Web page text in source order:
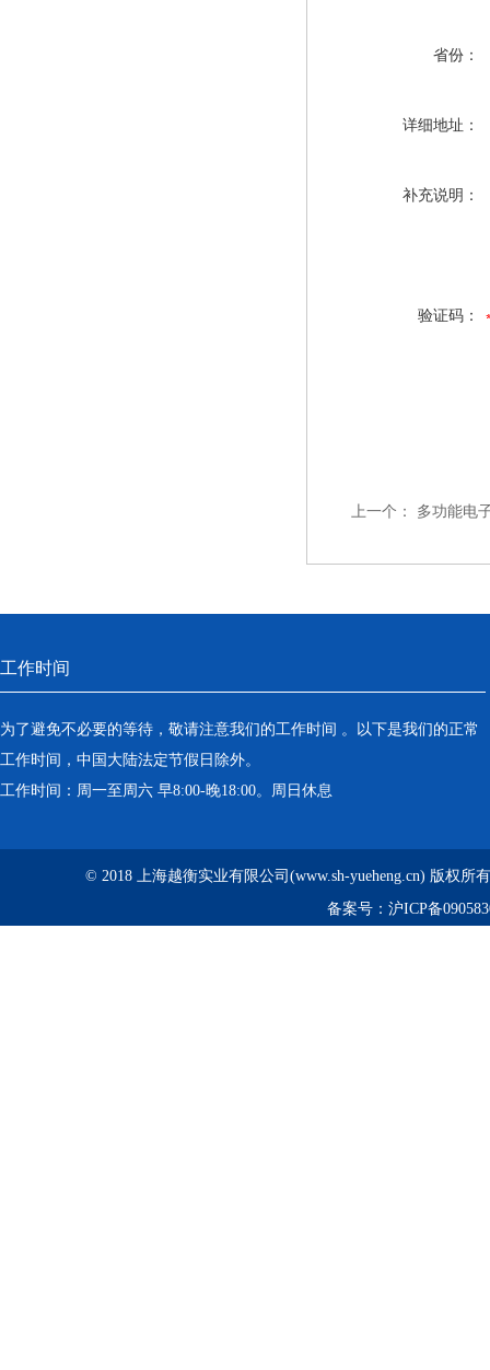
省份：
详细地址：
补充说明：
验证码：
上一个： 多功能电
工作时间
为了避免不必要的等待，敬请注意我们的工作时间 。以下是我们的正常
工作时间，中国大陆法定节假日除外。
工作时间：周一至周六 早8:00-晚18:00。周日休息
© 2018 上海越衡实业有限公司(www.sh-yueheng.cn) 版权所
备案号： 沪ICP备